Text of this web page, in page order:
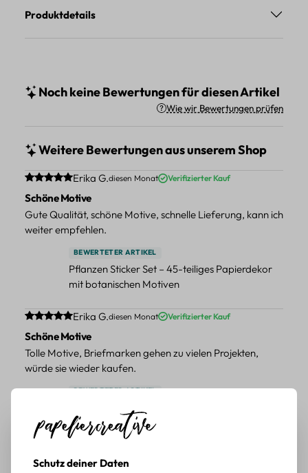
Produktdetails
Noch keine Bewertungen für diesen Artikel
Wie wir Bewertungen prüfen
Weitere Bewertungen aus unserem Shop
Durchschnittliche Bewertung von 5 von 5 Sternen
Erika G.diesen Monat Verifizierter Kauf
Schöne Motive
Gute Qualität, schöne Motive, schnelle Lieferung, kann ich
weiter empfehlen.
BEWERTETER ARTIKEL
Pflanzen Sticker Set – 45-teiliges Papierdekor
mit botanischen Motiven
Durchschnittliche Bewertung von 5 von 5 Sternen
Erika G.diesen Monat Verifizierter Kauf
Schöne Motive
Tolle Motive, Briefmarken gehen zu vielen Projekten,
würde sie wieder kaufen.
BEWERTETER ARTIKEL
Sticker mit Wald- und Tiermotiven
Schutz deiner Daten